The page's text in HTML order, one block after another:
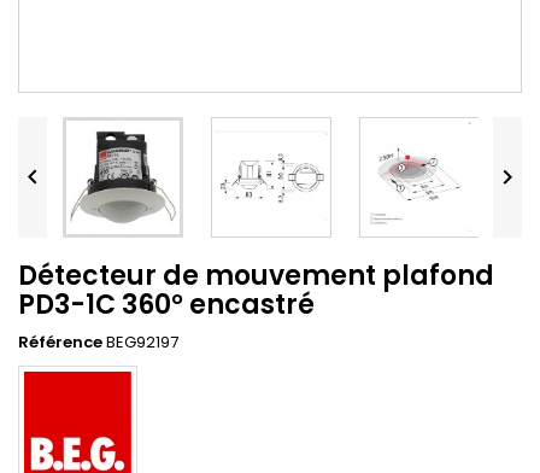
 
Détecteur de mouvement plafond
PD3-1C 360° encastré
RéférenceBEG92197